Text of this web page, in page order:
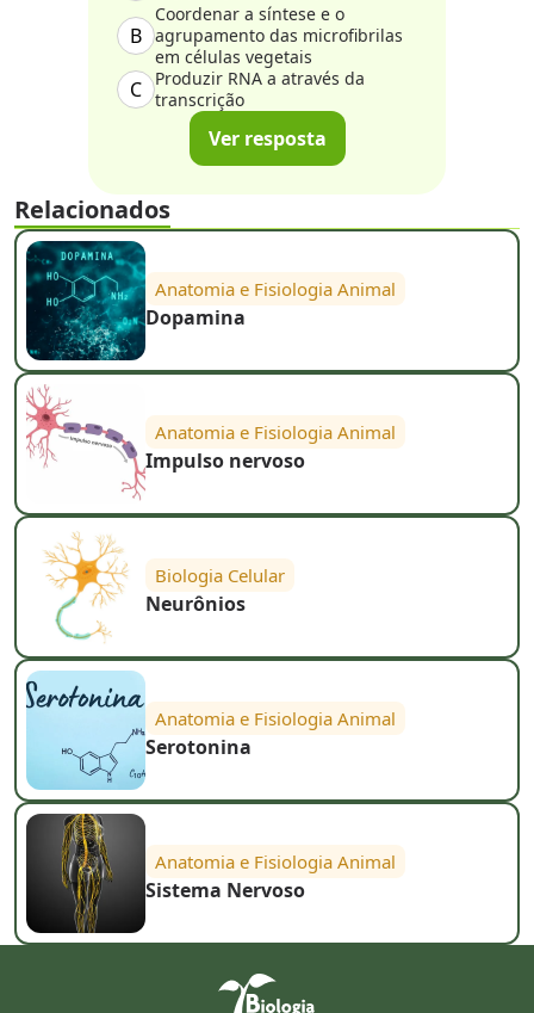
B
Coordenar a síntese e o
agrupamento das microfibrilas
em células vegetais
C
Produzir RNA a através da
transcrição
Ver resposta
Relacionados
Anatomia e Fisiologia Animal
Dopamina
Anatomia e Fisiologia Animal
Impulso nervoso
Biologia Celular
Neurônios
Anatomia e Fisiologia Animal
Serotonina
Anatomia e Fisiologia Animal
Sistema Nervoso